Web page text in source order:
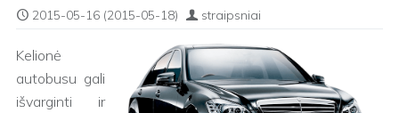
2015-05-16 (2015-05-18) straipsniai
Kelionė
autobusu gali
išvarginti ir